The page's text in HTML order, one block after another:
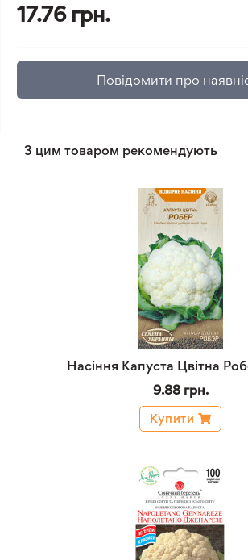
17.76 грн.
Повідомити про
З цим товаром рекомендують
Насіння Капуста Цвітна
9.88 грн.
Купити